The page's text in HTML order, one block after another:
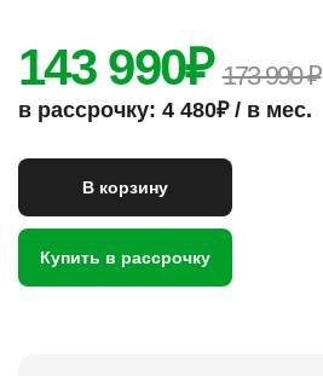
143 990₽ 173 990 ₽
в рассрочку: 4 480₽ / в мес.
В корзину
Купить в рассрочку